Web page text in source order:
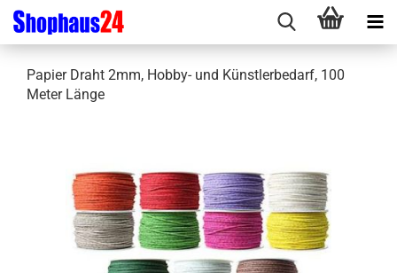
Papier Draht 2mm, Hobby- und Künstlerbedarf, 100
Meter Länge